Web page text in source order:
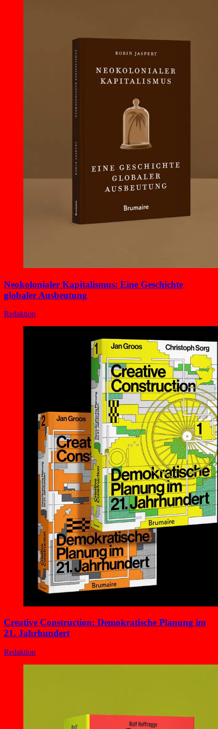
Neokolonialer Kapitalismus: Eine Geschichte
globaler Ausbeutung
Redaktion
Creative Construction: Demokratische Planung im
21. Jahrhundert
Redaktion